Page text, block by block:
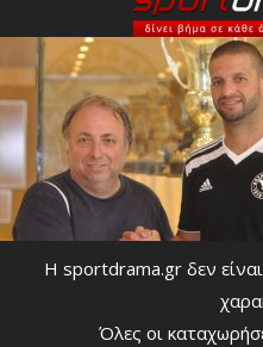
Η sportdrama.gr δεν
Όλες οι